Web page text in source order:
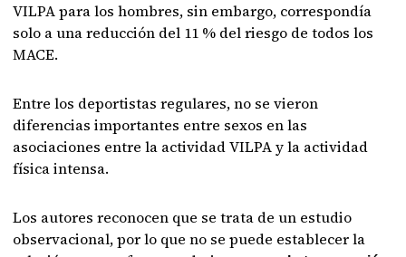
VILPA para los hombres, sin embargo, correspondía
solo a una reducción del 11 % del riesgo de todos los
MACE.
Entre los deportistas regulares, no se vieron
diferencias importantes entre sexos en las
asociaciones entre la actividad VILPA y la actividad
física intensa.
Los autores reconocen que se trata de un estudio
observacional, por lo que no se puede establecer la